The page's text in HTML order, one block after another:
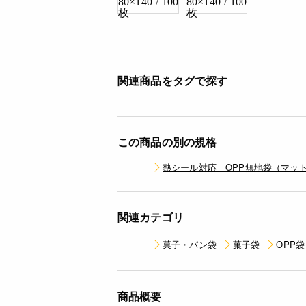
関連商品をタグで探す
この商品の別の規格
熱シール対応 OPP無地袋（マッ
関連カテゴリ
菓子・パン袋 菓子袋 OPP袋
商品概要